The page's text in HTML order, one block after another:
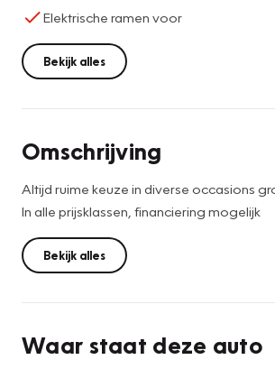
Elektrische ramen voor
Bekijk alles
Omschrijving
Altijd ruime keuze in diverse occasions
In alle prijsklassen, financiering mogelijk
Bekijk alles
Waar staat deze auto